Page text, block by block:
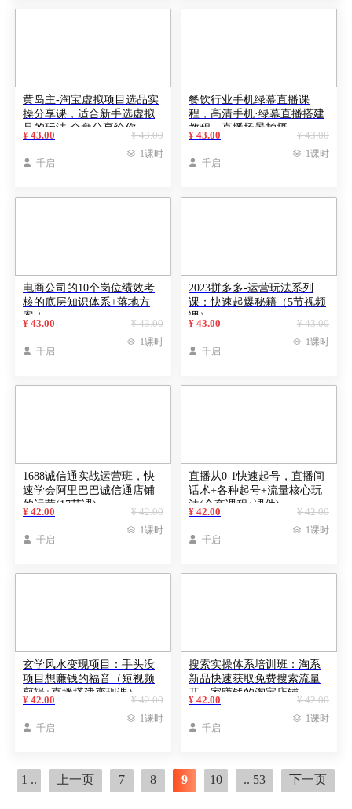
黄岛主-淘宝虚拟项目选品实
操分享课，适合新手选虚拟
品的玩法 全盘分享给你
¥ 43.00
¥ 43.00
 千启
 1课时
餐饮行业手机绿幕直播课
程，高清手机·绿幕直播搭建
教程，直播场景拍摄
¥ 43.00
¥ 43.00
 千启
 1课时
电商公司的10个岗位绩效考
核的底层知识体系+落地方
案！
¥ 43.00
¥ 43.00
 千启
 1课时
2023拼多多-运营玩法系列
课：快速起爆秘籍（5节视频
课）
¥ 43.00
¥ 43.00
 千启
 1课时
1688诚信通实战运营班，快
速学会阿里巴巴诚信通店铺
的运营(17节课)
¥ 42.00
¥ 42.00
 千启
 1课时
直播从0-1快速起号，直播间
话术+各种起号+流量核心玩
法(全套课程+课件)
¥ 42.00
¥ 42.00
 千启
 1课时
玄学风水变现项目：手头没
项目想赚钱的福音（短视频
剪辑+直播搭建变现课）
¥ 42.00
¥ 42.00
 千启
 1课时
搜索实操体系培训班：淘系
新品快速获取免费搜索流量
开一家赚钱的淘宝店铺
¥ 42.00
¥ 42.00
 千启
 1课时
1 .. 上一页 7 8 9 10 .. 53 下一页